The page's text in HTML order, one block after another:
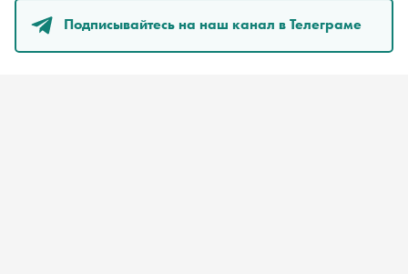
Подписывайтесь на наш канал в Телеграме